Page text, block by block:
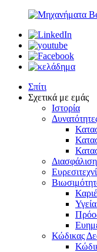
Σπίτι
Σχετικά με εμάς
Ιστορία
Κώδικας